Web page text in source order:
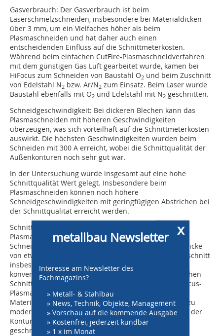
Gasverbrauch: Der Gasverbrauch ist beim
Laserschmelzschneiden, insbesondere bei Materialdicken
über 3 mm, um ein Vielfaches höher als beim
Plasmaschneiden und hat daher auch einen
entscheidenden Einfluss auf die Schnittmeterkosten.
Während beim einfachen CutFire-Plasmaschneidverfahren
mit dem günstigen Gas Luft gearbeitet wurde, kamen bei
HiFocus zum Schneiden von Baustahl O2 und beim Zuschnitt
von Edelstahl N2 bzw. Ar/N2 zum Einsatz. Beim Laser wurde
Baustahl ebenfalls mit O2 und Edelstahl mit N2 geschnitten.
Schneidgeschwindigkeit: Bei dickeren Blechen kann das
Plasmaschneiden mit höheren Geschwindigkeiten
überzeugen, was sich vorteilhaft auf die Schnittmeterkosten
auswirkt. Die höchsten Geschwindigkeiten wurden beim
Schneiden mit 300 A erreicht, wobei die Schnittqualität der
Außenkonturen noch sehr gut war.
In der Untersuchung wurde insgesamt auf eine hohe
Schnittqualität Wert gelegt. Insbesondere beim
Plasmaschneiden können noch höhere
Schneidgeschwindigkeiten mit geringfügigen Abstrichen bei
der Schnittqualität erreicht werden.
Schnittmeterkosten: Die Schnittmeterkosten der
Plasmasysteme liegen niedriger als die Kosten für das
Schneiden mit dem Scheibenlaser. Ab einer Materialdicke
von etwa 10 mm steigen die Kosten für einen Laserzuschnitt
insbesondere für Edelstahl stark an. Während das
konventionelle Plasmaschneidsystem nicht mit der hohen
Schnittqualität mithalten kann, zeichnet sich das HiFocus-
Plasmaschneiden durch einen sehr breiten
Materialdickenbereich und eine hohe Schnittqualität zu
moderaten Kosten aus. Grenzen gibt es nur bezüglich der
Konturen: Müssen feine oder sehr kleine Konturen
geschnitten werden, ist der Laserzuschnitt derzeit die
x
metallbau Newsletter
Interesse am Newsletter des
Fachmagazins?
» Metall- & Stahlbau
» News, Technik, Objekte, Management
» Vorschau auf die kommende Ausgabe
» Kostenfrei, jederzeit kündbar
» 1 x im Monat